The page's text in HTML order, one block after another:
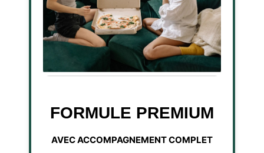
FORMULE PREMIUM
AVEC ACCOMPAGNEMENT COMPLET